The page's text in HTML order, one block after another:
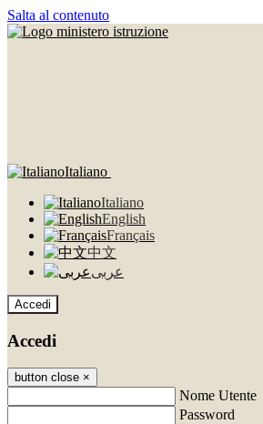
Salta al contenuto
Italiano
Italiano
English
Français
中文
عربى
Accedi
Accedi
button close ×
Nome Utente
Password